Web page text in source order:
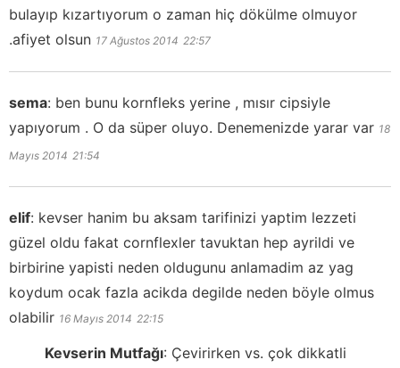
bulayıp kızartıyorum o zaman hiç dökülme olmuyor
.afiyet olsun 17 Ağustos 2014 22:57
sema: ben bunu kornfleks yerine , mısır cipsiyle
yapıyorum . O da süper oluyo. Denemenizde yarar var 18
Mayıs 2014 21:54
elif: kevser hanim bu aksam tarifinizi yaptim lezzeti
güzel oldu fakat cornflexler tavuktan hep ayrildi ve
birbirine yapisti neden oldugunu anlamadim az yag
koydum ocak fazla acikda degilde neden böyle olmus
olabilir 16 Mayıs 2014 22:15
Kevserin Mutfağı: Çevirirken vs. çok dikkatli